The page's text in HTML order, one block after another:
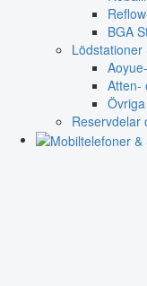
BGA
Lödstationer
Atten-
Reservdelar